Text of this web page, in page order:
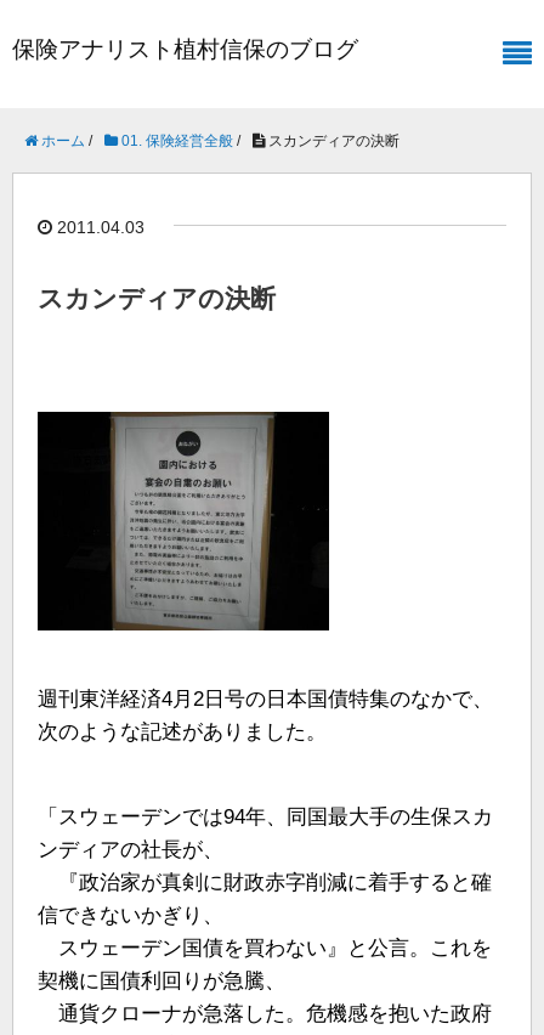
保険アナリスト植村信保のブログ
ホーム / 01. 保険経営全般 / スカンディアの決断
2011.04.03
スカンディアの決断
週刊東洋経済4月2日号の日本国債特集のなかで、
次のような記述がありました。
「スウェーデンでは94年、同国最大手の生保スカ
ンディアの社長が、
『政治家が真剣に財政赤字削減に着手すると確
信できないかぎり、
スウェーデン国債を買わない』と公言。これを
契機に国債利回りが急騰、
通貨クローナが急落した。危機感を抱いた政府